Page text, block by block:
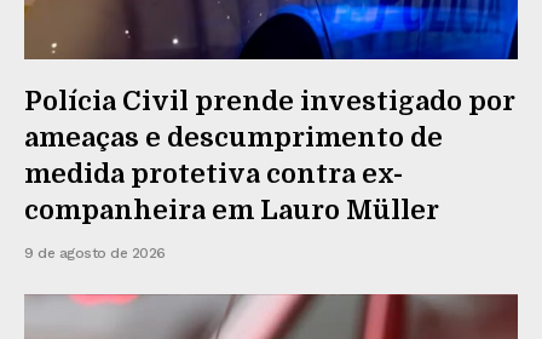
Polícia Civil prende investigado por
ameaças e descumprimento de
medida protetiva contra ex-
companheira em Lauro Müller
9 de agosto de 2026